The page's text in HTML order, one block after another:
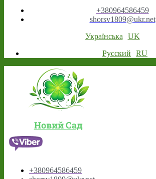
+380964586459
shorsv1809@ukr.net
Українська
UK
Русский
RU
Новий Сад
+380964586459